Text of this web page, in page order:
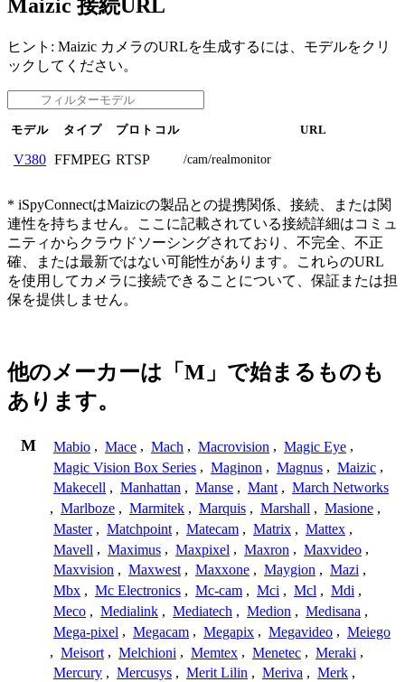
Maizic 接続URL
ヒント: Maizic カメラのURLを生成するには、モデルをクリ
ックしてください。
モデル タイプ プロトコル URL
V380 FFMPEG RTSP /cam/realmonitor
* iSpyConnectはMaizicの製品との提携関係、接続、または関
連性を持ちません。ここに記載されている接続詳細はコミュ
ニティからクラウドソーシングされており、不完全、不正
確、または最新ではない可能性があります。これらのURL
を使用してカメラに接続できることについて、保証または担
保を提供しません。
他のメーカーは「M」で始まるものも
あります。
M Mabio , Mace , Mach , Macrovision , Magic Eye ,
Magic Vision Box Series , Maginon , Magnus , Maizic ,
Makecell , Manhattan , Manse , Mant , March Networks
, Marlboze , Marmitek , Marquis , Marshall , Masione ,
Master , Matchpoint , Matecam , Matrix , Mattex ,
Mavell , Maximus , Maxpixel , Maxron , Maxvideo ,
Maxvision , Maxwest , Maxxone , Maygion , Mazi ,
Mbx , Mc Electronics , Mc-cam , Mci , Mcl , Mdi ,
Meco , Medialink , Mediatech , Medion , Medisana ,
Mega-pixel , Megacam , Megapix , Megavideo , Meiego
, Meisort , Melchioni , Memtex , Menetec , Meraki ,
Mercury , Mercusys , Merit Lilin , Meriva , Merk ,